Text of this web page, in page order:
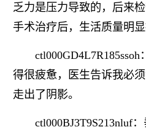
乏力是压力导致的，后来
手术治疗后，生活质量明显
得很疲惫，医生告诉我必
走出了阴影。
ctl000BJ3T9S213nluf